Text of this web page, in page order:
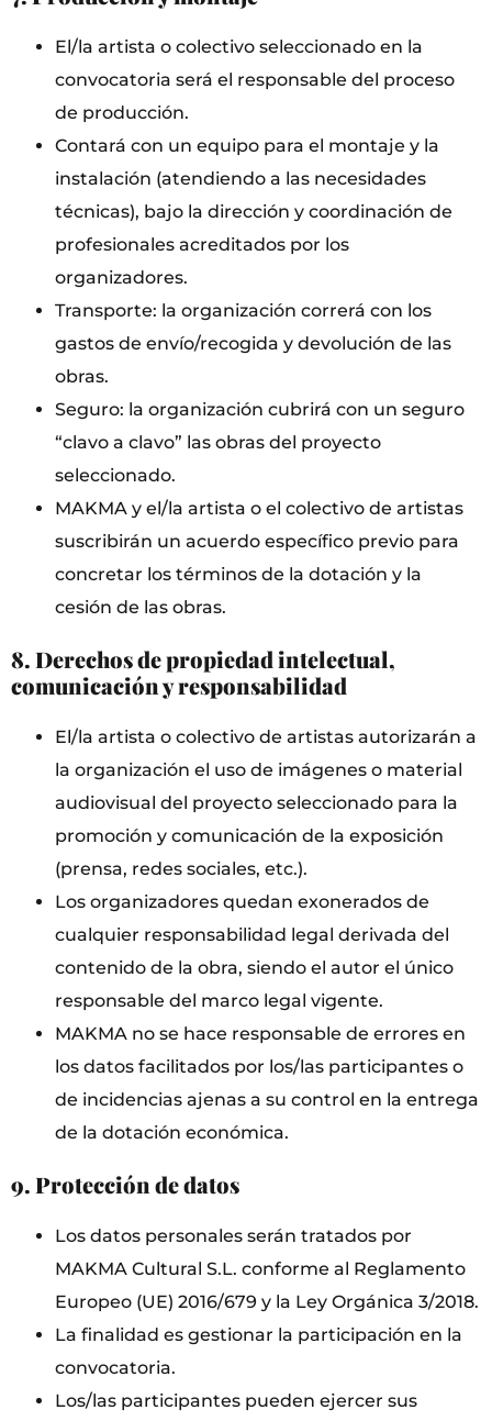
El/la artista o colectivo seleccionado en la
convocatoria será el responsable del proceso
de producción.
Contará con un equipo para el montaje y la
instalación (atendiendo a las necesidades
técnicas), bajo la dirección y coordinación de
profesionales acreditados por los
organizadores.
Transporte: la organización correrá con los
gastos de envío/recogida y devolución de las
obras.
Seguro: la organización cubrirá con un seguro
“clavo a clavo” las obras del proyecto
seleccionado.
MAKMA y el/la artista o el colectivo de artistas
suscribirán un acuerdo específico previo para
concretar los términos de la dotación y la
cesión de las obras.
8. Derechos de propiedad intelectual,
comunicación y responsabilidad
El/la artista o colectivo de artistas autorizarán a
la organización el uso de imágenes o material
audiovisual del proyecto seleccionado para la
promoción y comunicación de la exposición
(prensa, redes sociales, etc.).
Los organizadores quedan exonerados de
cualquier responsabilidad legal derivada del
contenido de la obra, siendo el autor el único
responsable del marco legal vigente.
MAKMA no se hace responsable de errores en
los datos facilitados por los/las participantes o
de incidencias ajenas a su control en la entrega
de la dotación económica.
9. Protección de datos
Los datos personales serán tratados por
MAKMA Cultural S.L. conforme al Reglamento
Europeo (UE) 2016/679 y la Ley Orgánica 3/2018.
La finalidad es gestionar la participación en la
convocatoria.
Los/las participantes pueden ejercer sus